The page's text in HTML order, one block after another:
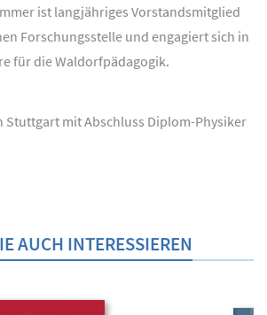
ist langjähriges Vorstandsmitglied
Forschungsstelle und engagiert sich in
für die Waldorfpädagogik.
Stuttgart mit Abschluss Diplom-Physiker
AUCH INTERESSIEREN